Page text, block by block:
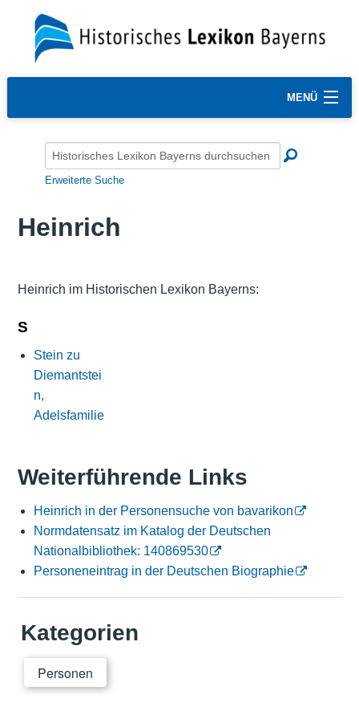
MENÜ
Erweiterte Suche
Heinrich
Heinrich im Historischen Lexikon Bayerns:
S
Stein zu
Diemantstei
n,
Adelsfamilie
Weiterführende Links
Heinrich in der Personensuche von bavarikon
Normdatensatz im Katalog der Deutschen
Nationalbibliothek: 140869530
Personeneintrag in der Deutschen Biographie
Kategorien
Personen